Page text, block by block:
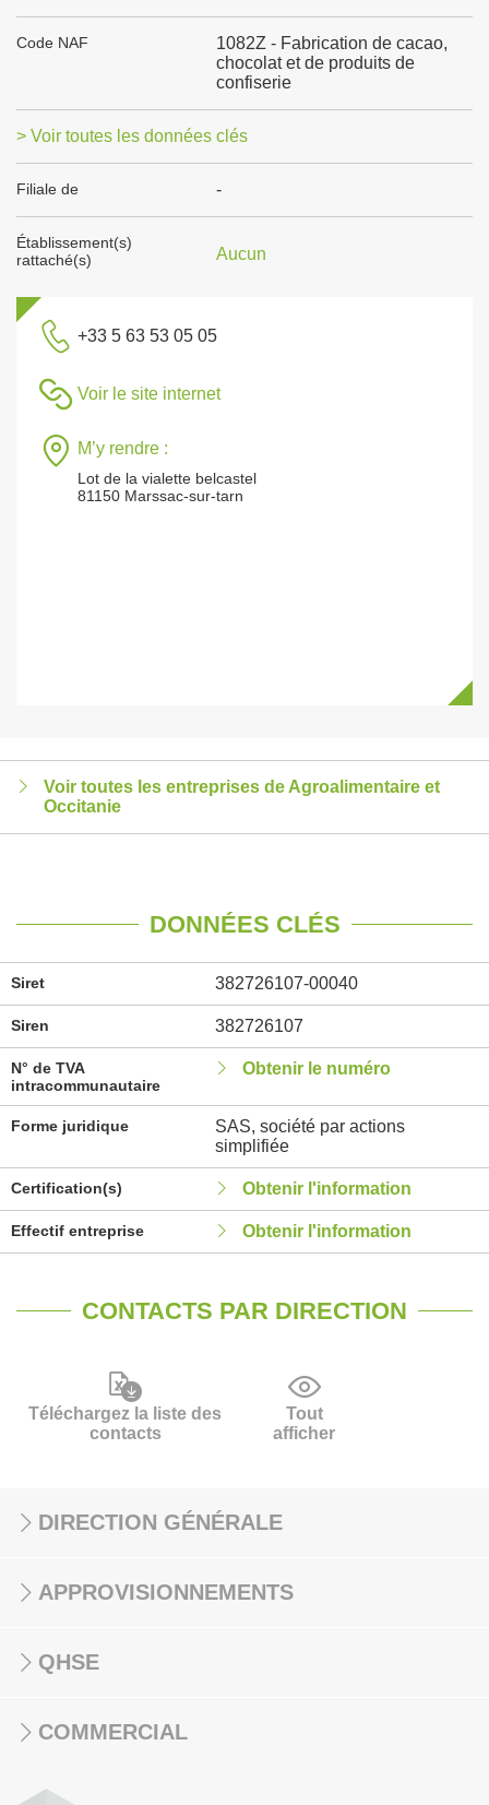
Code NAF
1082Z - Fabrication de cacao,
chocolat et de produits de
confiserie
> Voir toutes les données clés
Filiale de -
Établissement(s)
rattaché(s)
Aucun
+33 5 63 53 05 05
Voir le site internet
M’y rendre :
Lot de la vialette belcastel
81150 Marssac-sur-tarn
Voir toutes les entreprises de Agroalimentaire et
Occitanie
DONNÉES CLÉS
Siret 382726107-00040
Siren 382726107
N° de TVA
intracommunautaire
Obtenir le numéro
Forme juridique
SAS, société par actions
simplifiée
Certification(s) Obtenir l'information
Effectif entreprise Obtenir l'information
CONTACTS PAR DIRECTION
Téléchargez la liste des
contacts
Tout
afficher
DIRECTION GÉNÉRALE
APPROVISIONNEMENTS
QHSE
COMMERCIAL